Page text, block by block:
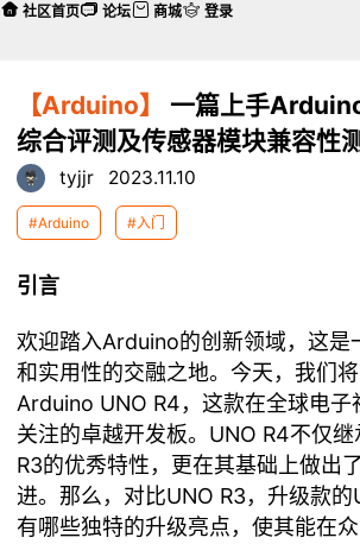
【Arduino】
一篇上手
综合评测及传感器模块兼容性
tyjjr 2023.11.10
#Arduino #入门
引言
欢迎踏入Arduino的创新领域，这是
和实用性的交融之地。今天，我们
Arduino UNO R4，这款在全球电子
关注的卓越开发板。UNO R4不仅
R3的优秀特性，更在其基础上做出
进。那么，对比UNO R3，升级款的
有哪些独特的升级亮点，使其能在
社区首页 论坛 商城 登录